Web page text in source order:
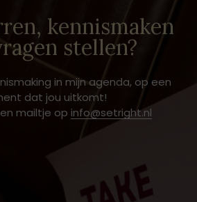
kennismaken
stellen?
in mijn agenda, op een
dat jou uitkomt!
mailtje op info@setright.nl